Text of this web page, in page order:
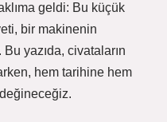
geldi: Bu küçük
bir makinenin
yazıda, civataların
hem tarihine hem